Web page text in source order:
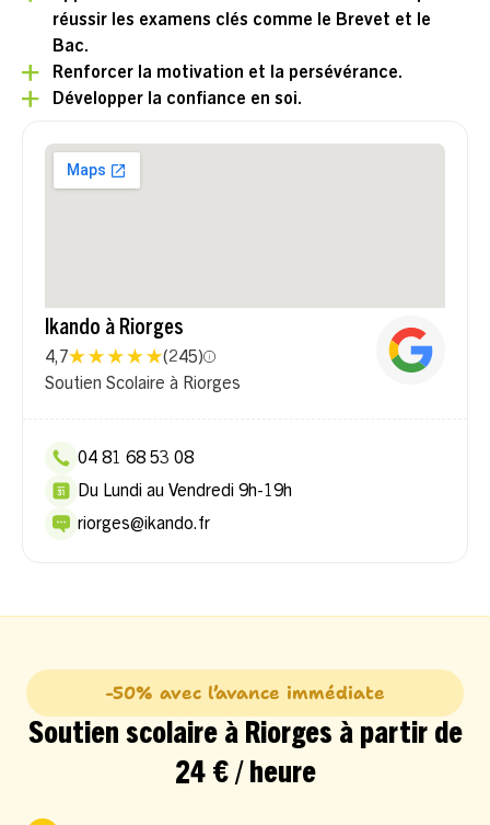
réussir les examens clés comme le Brevet et le
Bac.
Renforcer la motivation et la persévérance.
Développer la confiance en soi.
Ikando à Riorges
4,7 (245)
Soutien Scolaire à Riorges
04 81 68 53 08
Du Lundi au Vendredi 9h-19h
riorges@ikando.fr
-50% avec l’avance immédiate
Soutien scolaire à Riorges à partir de
24 € / heure